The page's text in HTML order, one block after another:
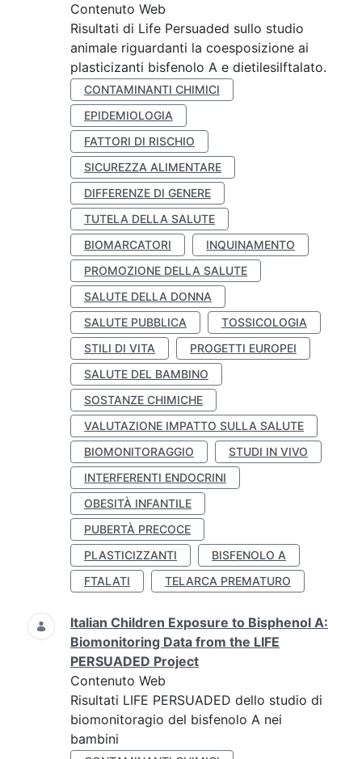
Contenuto Web
Risultati di Life Persuaded sullo studio
animale riguardanti la coesposizione ai
plasticizanti bisfenolo A e dietilesilftalato.
CONTAMINANTI CHIMICI
EPIDEMIOLOGIA
FATTORI DI RISCHIO
SICUREZZA ALIMENTARE
DIFFERENZE DI GENERE
TUTELA DELLA SALUTE
BIOMARCATORI
INQUINAMENTO
PROMOZIONE DELLA SALUTE
SALUTE DELLA DONNA
SALUTE PUBBLICA
TOSSICOLOGIA
STILI DI VITA
PROGETTI EUROPEI
SALUTE DEL BAMBINO
SOSTANZE CHIMICHE
VALUTAZIONE IMPATTO SULLA SALUTE
BIOMONITORAGGIO
STUDI IN VIVO
INTERFERENTI ENDOCRINI
OBESITÀ INFANTILE
PUBERTÀ PRECOCE
PLASTICIZZANTI
BISFENOLO A
FTALATI
TELARCA PREMATURO
Italian Children Exposure to Bisphenol A:
Biomonitoring Data from the LIFE
PERSUADED Project
Contenuto Web
Risultati LIFE PERSUADED dello studio di
biomonitoragio del bisfenolo A nei
bambini